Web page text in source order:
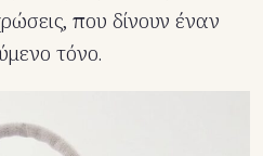
που δίνουν έναν
τόνο.